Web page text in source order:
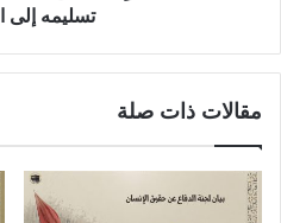
تسليمه إلى
مقالات ذات صلة